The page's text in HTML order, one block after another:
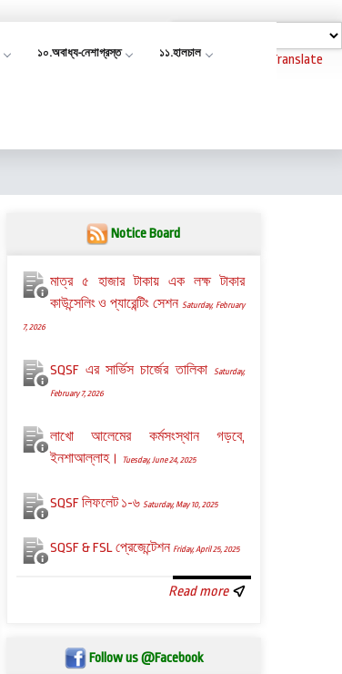
Powered by Translate
১০.অবাধ্য-নেশাগ্রস্ত ১১.হালচাল
Notice Board
মাত্র ৫ হাজার টাকায় এক লক্ষ টাকার
কাউন্সেলিং ও প্যারেন্টিং সেশনSaturday, February
7, 2026
SQSF এর সার্ভিস চার্জের তালিকা Saturday,
February 7, 2026
লাখো আলেমের কর্মসংস্থান গড়বে,
ইনশাআল্লাহ।
Tuesday, June 24, 2025
SQSF লিফলেট ১-৬ Saturday, May 10, 2025
SQSF & FSL প্রেজেন্টেশন Friday, April 25, 2025
Read more
Follow us @Facebook